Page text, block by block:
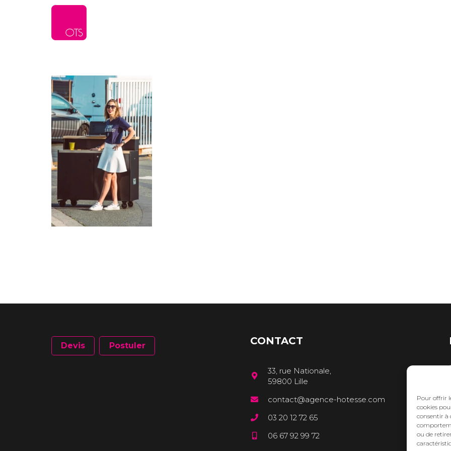
Pour offrir
cookies
consentir à
ou de
Devis Postuler CONTACT
33, rue Nationale,
59800 Lille
contact@agence-hotesse.com
03 20 12 72 65
06 67 92 99 72